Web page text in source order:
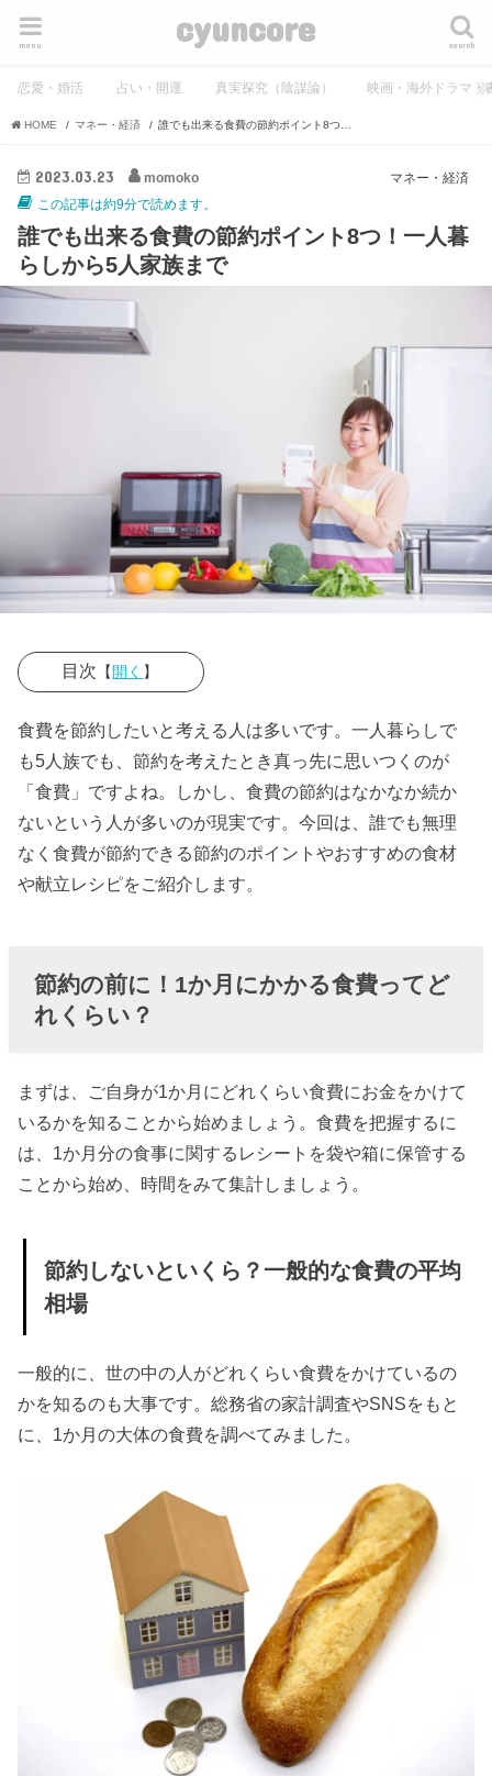
cyuncore search
menu
恋愛・婚活 占い・開運 真実探究（陰謀論） 映画・海外ドラマ・
HOME マネー・経済
マネー・経済
2023.03.23
momoko
この記事は約9分で読めます。
誰でも出来る食費の節約ポイント8つ！一人暮
らしから5人家族まで
目次 【開く 】
› 節約の前に！
1か月にかかる
食費ってどれ
くらい？
» 節約し
ないと
般的な
食費の
場
› 食費はもっと
節約できる！
食費を節約す
» 1.食費
あり得
ない
を節約
したい
ならま
とめ買
い
» 3.冷蔵
庫把握
食費を節約したいと考える人は多いです。一人暮らしで
も5人族でも、節約を考えたとき真っ先に思いつくのが
「食費」ですよね。しかし、食費の節約はなかなか続か
ないという人が多いのが現実です。今回は、誰でも無理
なく食費が節約できる節約のポイントやおすすめの食材
や献立レシピをご紹介します。
節約の前に！1か月にかかる食費ってど
れくらい？
まずは、ご自身が1か月にどれくらい食費にお金をかけて
いるかを知ることから始めましょう。食費を把握するに
は、1か月分の食事に関するレシートを袋や箱に保管する
ことから始め、時間をみて集計しましょう。
節約しないといくら？一般的な食費の平均
相場
一般的に、世の中の人がどれくらい食費をかけているの
かを知るのも大事です。総務省の家計調査やSNSをもと
に、1か月の大体の食費を調べてみました。